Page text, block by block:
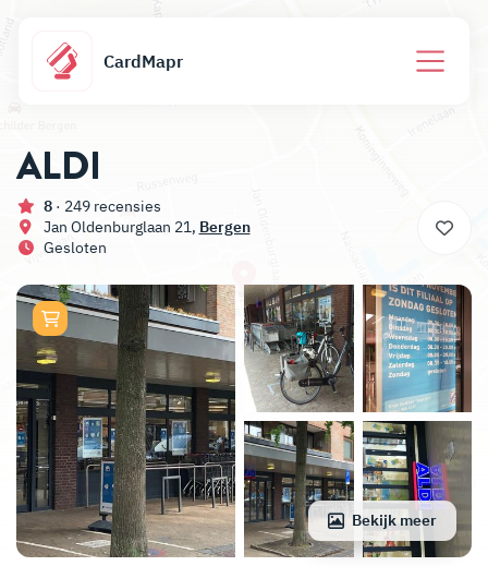
CardMapr
ALDI
8 · 249 recensies
Jan Oldenburglaan 21, Bergen
Gesloten
Bekijk meer